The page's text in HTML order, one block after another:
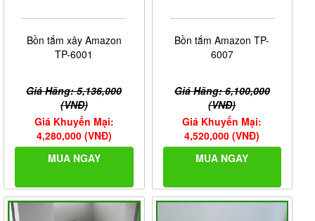
Bồn tắm xây Amazon
TP-6001
Giá Hãng: 5,136,000
(VNĐ)
Giá Khuyến Mại:
4,280,000 (VNĐ)
MUA NGAY
Bồn tắm Amazon TP-
6007
Giá Hãng: 6,100,000
(VNĐ)
Giá Khuyến Mại:
4,520,000 (VNĐ)
MUA NGAY